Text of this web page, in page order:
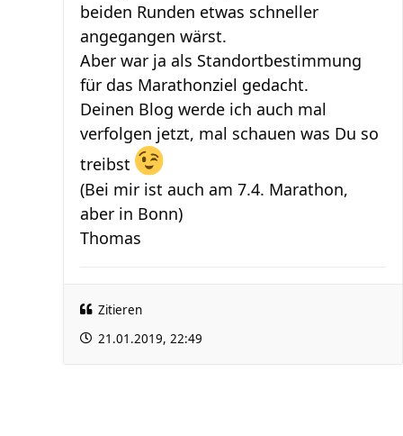
beiden Runden etwas schneller
angegangen wärst.
Aber war ja als Standortbestimmung
für das Marathonziel gedacht.
Deinen Blog werde ich auch mal
verfolgen jetzt, mal schauen was Du so
treibst
(Bei mir ist auch am 7.4. Marathon,
aber in Bonn)
Thomas
Zitieren
21.01.2019, 22:49